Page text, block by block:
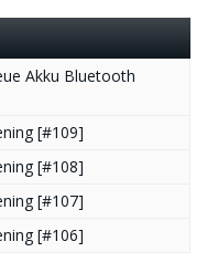
Akku Bluetooth
[#109]
[#108]
[#107]
[#106]